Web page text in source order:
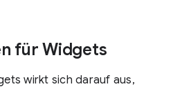
für Widgets
wirkt sich darauf aus,